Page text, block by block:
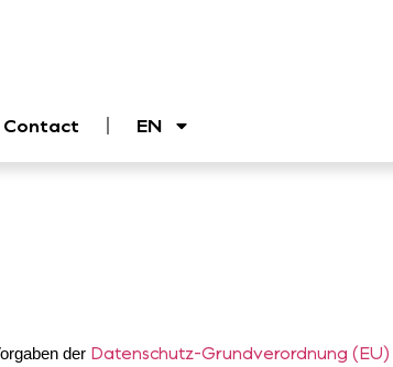
Contact EN
der Datenschutz-Grundverordnung (EU)